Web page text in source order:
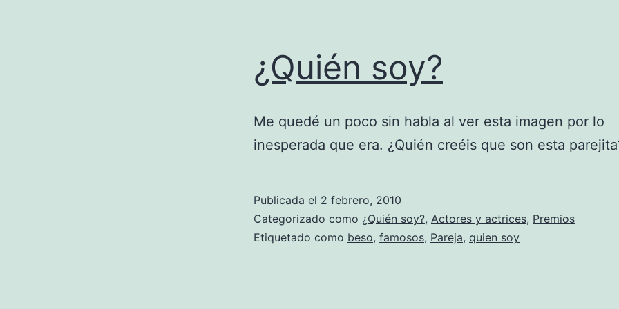
¿Quién soy?
Me quedé un poco sin habla al ver esta imagen por lo
inesperada que era. ¿Quién creéis que son esta
Publicada el 2 febrero, 2010
Categorizado como ¿Quién soy?, Actores y actrices, Premios
Etiquetado como beso, famosos, Pareja, quien soy